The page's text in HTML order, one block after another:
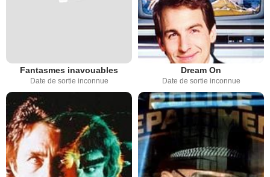
Fantasmes inavouables
Date de sortie inconnue
Dream On
Date de sortie inconnue